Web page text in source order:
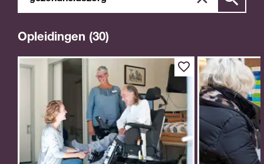
site
Opleidingen (30)